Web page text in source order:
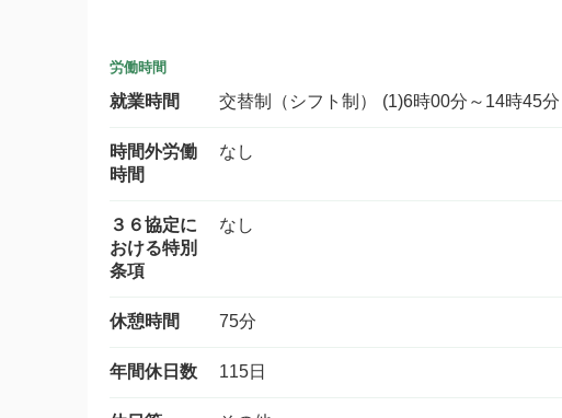
労働時間
就業時間 交替制（シフト制） (1)6時00分～14時45
時間外労働
時間
なし
３６協定に
おける特別
条項
なし
休憩時間 75分
年間休日数 115日